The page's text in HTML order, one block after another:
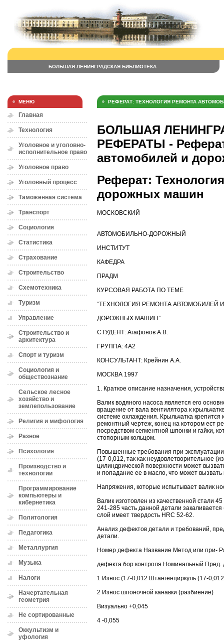
БОЛЬШАЯ ЛЕНИНГРАДСКАЯ БИБЛИОТЕКА
МЕНЮ
Главная
Технология
Уголовное и уголовно-
исполнительное право
Уголовное право
Уголовный процесс
Таможенная система
Транспорт
Социология
Статистика
Страхование
Строительство
Схемотехника
Туризм
Управление
Строительство и
архитектура
Спорт и туризм
Социология и
обществознание
Сельское лесное
хозяйство и
землепользование
Религия и мифология
Разное
Психология
Производство и
технологии
Программирование
компьютеры и
кибернетика
Политология
Педагогика
Металлургия
Музыка
Налоги
Начертательная
геометрия
Не сортированные
Оккультизм и
уфология
РЕФЕРАТ: ТЕХНОЛОГИЯ РЕМОНТА
БОЛЬШАЯ
РЕФЕРАТЫ -
автомобилей и
Реферат:
дорожных машин
МОСКОВСКИЙ
АВТОМОБИЛЬНО-ДОРОЖНЫЙ
ИНСТИТУТ
КАФЕДРА
ПРАДМ
КУРСОВАЯ РАБОТА ПО ТЕМЕ
“ТЕХНОЛОГИЯ РЕМОНТА АВТОМОБИЛЕЙ И
ДОРОЖНЫХ МАШИН”
СТУДЕНТ: Агафонов А.В.
ГРУППА: 4А2
КОНСУЛЬТАНТ: Крейнин А.А.
МОСКВА 1997
1. Краткое описание назначения,
Валик водяного насоса является его
вращение от вала вентилятора к
системе охлаждения. Крыльчатка крепится
ремонтный чертеж, конец на котором ест
посредством сегментной шпонки и гайки,
стопорным кольцом.
Повышенные требования при
(17-0,012, так как неудовлетворительное
цилиндрической поверхности может
и попадание ее в масло, что может вызвать
Напряжения, которые испытывает валик
Валик изготовлен из качественной стали
241-285 часть данной детали
слой имеет твердость HRC 52-62.
Анализ дефектов детали и требований,
детали.
Номер дефекта Название Метод или при-
дефекта бор контроля Номинальный Пред.
1 Износ (17-0,012 Штангенциркуль (17-
2 Износ шпоночной канавки (разбиение)
Визуально +0,045
4 -0,055